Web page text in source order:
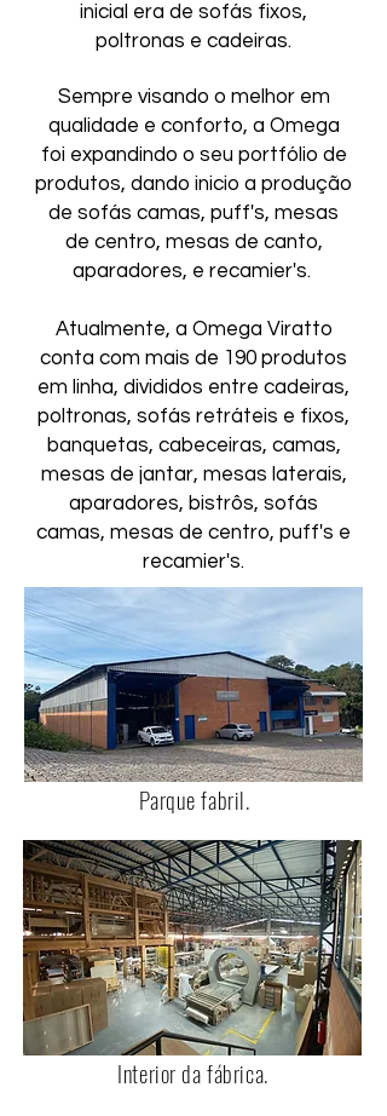
inicial era de sofás fixos,
poltronas e cadeiras.
Sempre visando o melhor em
qualidade e conforto, a Omega
foi expandindo o seu portfólio de
produtos, dando inicio a produção
de sofás camas, puff's, mesas
de centro, mesas de canto,
aparadores, e recamier's.
Atualmente, a Omega Viratto
conta com mais de 190 produtos
em linha, divididos entre cadeiras,
poltronas, sofás retráteis e fixos,
banquetas, cabeceiras, camas,
mesas de jantar, mesas laterais,
aparadores, bistrôs, sofás
camas, mesas de centro, puff's e
recamier's.
Parque fabril.
Interior da fábrica.